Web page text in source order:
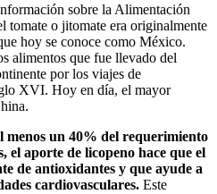
sobre la Alimentación
tomate o jitomate era originalmente
hoy se conoce como México.
alimentos que fue llevado del
por los viajes de
XVI. Hoy en día, el mayor
un 40% del requerimiento
el aporte de licopeno hace que el
de antioxidantes y que ayude a
cardiovasculares. Este